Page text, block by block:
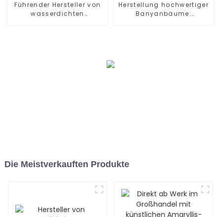
Führender Hersteller von
wasserdichten
Herstellung hochwertiger
Banyanbäume:
Die Meistverkauften Produkte